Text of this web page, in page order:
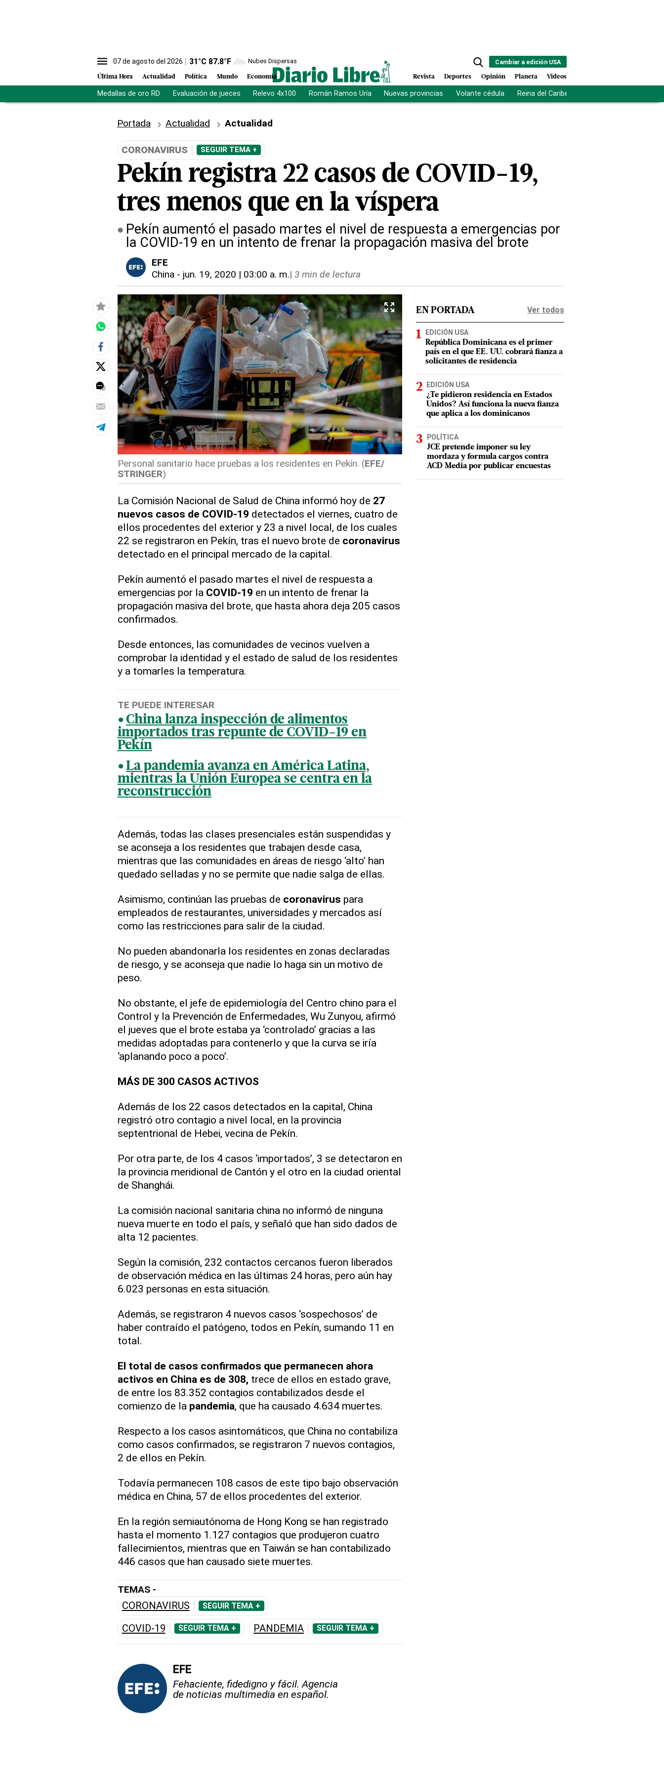
07 de agosto del 2026 31°C 87.8°F Nubes Dispersas
Última Hora Actualidad Política Mundo Economía
Cambiar a edición USA
Revista Deportes Opinión Planeta Videos
Medallas de oro RD Evaluación de jueces Relevo 4x100 Román Ramos Uría Nuevas provincias Volante cédula Reina del Caribe
Portada Actualidad Actualidad
CORONAVIRUS SEGUIR TEMA +
Pekín registra 22 casos de COVID-19,
tres menos que en la víspera
Pekín aumentó el pasado martes el nivel de respuesta a emergencias por
la COVID-19 en un intento de frenar la propagación masiva del brote
EFE
China - jun. 19, 2020 | 03:00 a. m.| 3 min de lectura
Personal sanitario hace pruebas a los residentes en Pekín. (EFE/
STRINGER)
La Comisión Nacional de Salud de China informó hoy de 27
nuevos casos de COVID-19 detectados el viernes, cuatro de
ellos procedentes del exterior y 23 a nivel local, de los cuales
22 se registraron en Pekín, tras el nuevo brote de coronavirus
detectado en el principal mercado de la capital.
Pekín aumentó el pasado martes el nivel de respuesta a
emergencias por la COVID-19 en un intento de frenar la
propagación masiva del brote, que hasta ahora deja 205 casos
confirmados.
Desde entonces, las comunidades de vecinos vuelven a
comprobar la identidad y el estado de salud de los residentes
y a tomarles la temperatura.
TE PUEDE INTERESAR
China lanza inspección de alimentos
importados tras repunte de COVID-19 en
Pekín
La pandemia avanza en América Latina,
mientras la Unión Europea se centra en la
reconstrucción
Además, todas las clases presenciales están suspendidas y
se aconseja a los residentes que trabajen desde casa,
mientras que las comunidades en áreas de riesgo ‘alto’ han
quedado selladas y no se permite que nadie salga de ellas.
Asimismo, continúan las pruebas de coronavirus para
empleados de restaurantes, universidades y mercados así
como las restricciones para salir de la ciudad.
No pueden abandonarla los residentes en zonas declaradas
de riesgo, y se aconseja que nadie lo haga sin un motivo de
peso.
No obstante, el jefe de epidemiología del Centro chino para el
Control y la Prevención de Enfermedades, Wu Zunyou, afirmó
el jueves que el brote estaba ya ‘controlado’ gracias a las
medidas adoptadas para contenerlo y que la curva se iría
‘aplanando poco a poco’.
MÁS DE 300 CASOS ACTIVOS
Además de los 22 casos detectados en la capital, China
registró otro contagio a nivel local, en la provincia
septentrional de Hebei, vecina de Pekín.
Por otra parte, de los 4 casos ‘importados’, 3 se detectaron en
la provincia meridional de Cantón y el otro en la ciudad oriental
de Shanghái.
La comisión nacional sanitaria china no informó de ninguna
nueva muerte en todo el país, y señaló que han sido dados de
alta 12 pacientes.
Según la comisión, 232 contactos cercanos fueron liberados
de observación médica en las últimas 24 horas, pero aún hay
6.023 personas en esta situación.
Además, se registraron 4 nuevos casos ‘sospechosos’ de
haber contraído el patógeno, todos en Pekín, sumando 11 en
total.
El total de casos confirmados que permanecen ahora
activos en China es de 308, trece de ellos en estado grave,
de entre los 83.352 contagios contabilizados desde el
comienzo de la pandemia, que ha causado 4.634 muertes.
Respecto a los casos asintomáticos, que China no contabiliza
como casos confirmados, se registraron 7 nuevos contagios,
2 de ellos en Pekín.
Todavía permanecen 108 casos de este tipo bajo observación
médica en China, 57 de ellos procedentes del exterior.
En la región semiautónoma de Hong Kong se han registrado
hasta el momento 1.127 contagios que produjeron cuatro
fallecimientos, mientras que en Taiwán se han contabilizado
446 casos que han causado siete muertes.
TEMAS -
CORONAVIRUS SEGUIR TEMA +
COVID-19 SEGUIR TEMA + PANDEMIA SEGUIR TEMA +
EFE
Fehaciente, fidedigno y fácil. Agencia
de noticias multimedia en español.
EN PORTADA Ver todos
EDICIÓN USA
República Dominicana es el primer
país en el que EE. UU. cobrará fianza a
solicitantes de residencia
EDICIÓN USA
¿Te pidieron residencia en Estados
Unidos? Así funciona la nueva fianza
que aplica a los dominicanos
POLÍTICA
JCE pretende imponer su ley
mordaza y formula cargos contra
ACD Media por publicar encuestas